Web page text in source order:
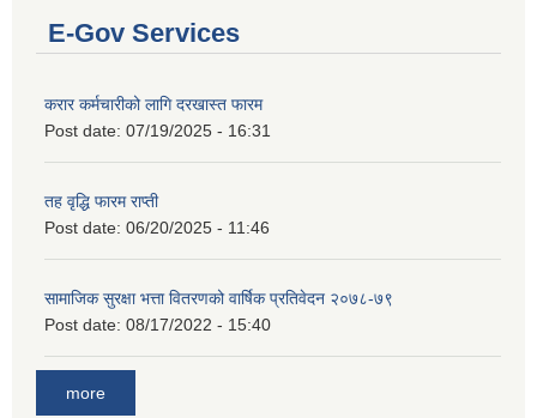
E-Gov Services
करार कर्मचारीको लागि दरखास्त फारम
Post date: 07/19/2025 - 16:31
तह वृद्धि फारम राप्ती
Post date: 06/20/2025 - 11:46
सामाजिक सुरक्षा भत्ता वितरणको वार्षिक प्रतिवेदन २०७८-७९
Post date: 08/17/2022 - 15:40
more